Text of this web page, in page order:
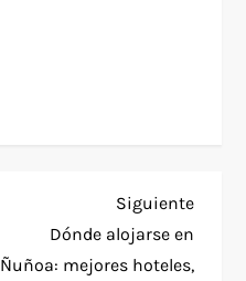
Siguiente
Dónde alojarse en
Ñuñoa: mejores hoteles,